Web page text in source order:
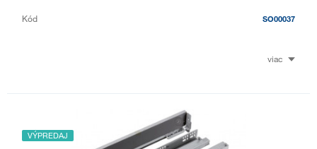
Kód SO00037
viac
VÝPREDAJ